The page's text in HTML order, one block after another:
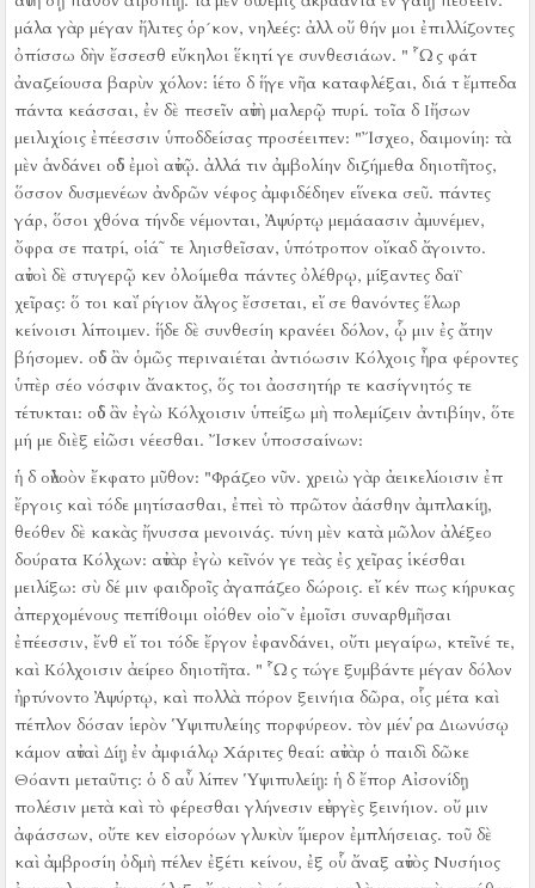
μάλα γὰρ μέγαν ἤλιτες ὁρ´κον, νηλεές: ἀλλ οὔ θήν μοι ἐπιλλίζοντες
ὀπίσσω δὴν ἔσσεσθ εὔκηλοι ἕκητί γε συνθεσιάων. " Ὧς φάτ
ἀναζείουσα βαρὺν χόλον: ἱέτο δ ἥγε νῆα καταφλέξαι, διά τ ἔμπεδα
πάντα κεάσσαι, ἐν δὲ πεσεῖν αὐτὴ μαλερῷ πυρί. τοῖα δ Ιἤσων
μειλιχίοις ἐπέεσσιν ὑποδδείσας προσέειπεν: "Ἴσχεο, δαιμονίη: τὰ
μὲν ἁνδάνει οὐδ ἐμοὶ αὐτῷ. ἀλλά τιν ἀμβολίην διζήμεθα δηιοτῆτος,
ὅσσον δυσμενέων ἀνδρῶν νέφος ἀμφιδέδηεν εἵνεκα σεῦ. πάντες
γάρ, ὅσοι χθόνα τήνδε νέμονται, Ἀψύρτῳ μεμάαασιν ἀμυνέμεν,
ὄφρα σε πατρί, οἱά῀ τε ληισθεῖσαν, ὑπότροπον οἴκαδ ἄγοιντο.
αὐτοὶ δὲ στυγερῷ κεν ὀλοίμεθα πάντες ὀλέθρῳ, μίξαντες δαϊ`
χεῖρας: ὅ τοι καὶ ῥίγιον ἄλγος ἔσσεται, εἴ σε θανόντες ἕλωρ
κείνοισι λίποιμεν. ἥδε δὲ συνθεσίη κρανέει δόλον, ᾧ μιν ἐς ἄτην
βήσομεν. οὐδ ἂν ὁμῶς περιναιέται ἀντιόωσιν Κόλχοις ἦρα φέροντες
ὑπὲρ σέο νόσφιν ἄνακτος, ὅς τοι ἀοσσητήρ τε κασίγνητός τε
τέτυκται: οὐδ ἂν ἐγὼ Κόλχοισιν ὑπείξω μὴ πολεμίζειν ἀντιβίην, ὅτε
μή με διὲξ εἰῶσι νέεσθαι. Ἴσκεν ὑποσσαίνων:
ἡ δ οὐλοὸν ἔκφατο μῦθον: "Φράζεο νῦν. χρειὼ γὰρ ἀεικελίοισιν ἐπ
ἔργοις καὶ τόδε μητίσασθαι, ἐπεὶ τὸ πρῶτον ἀάσθην ἀμπλακίῃ,
θεόθεν δὲ κακὰς ἤνυσσα μενοινάς. τύνη μὲν κατὰ μῶλον ἀλέξεο
δούρατα Κόλχων: αὐτὰρ ἐγὼ κεῖνόν γε τεὰς ἐς χεῖρας ἱκέσθαι
μειλίξω: σὺ δέ μιν φαιδροῖς ἀγαπάζεο δώροις. εἴ κέν πως κήρυκας
ἀπερχομένους πεπίθοιμι οἰόθεν οἰο῀ν ἐμοῖσι συναρθμῆσαι
ἐπέεσσιν, ἔνθ εἴ τοι τόδε ἔργον ἐφανδάνει, οὔτι μεγαίρω, κτεῖνέ τε,
καὶ Κόλχοισιν ἀείρεο δηιοτῆτα. " Ὧς τώγε ξυμβάντε μέγαν δόλον
ἠρτύνοντο Ἀψύρτῳ, καὶ πολλὰ πόρον ξεινήια δῶρα, οἷς μέτα καὶ
πέπλον δόσαν ἱερὸν Ὑψιπυλείης πορφύρεον. τὸν μέν ῥα Διωνύσῳ
κάμον αὐταὶ Δίῃ ἐν ἀμφιάλῳ Χάριτες θεαί: αὐτὰρ ὁ παιδὶ δῶκε
Θόαντι μεταῦτις: ὁ δ αὖ λίπεν Ὑψιπυλείῃ: ἡ δ ἔπορ Αἰσονίδῃ
πολέσιν μετὰ καὶ τὸ φέρεσθαι γλήνεσιν εὐεργὲς ξεινήιον. οὔ μιν
ἀφάσσων, οὔτε κεν εἰσορόων γλυκὺν ἵμερον ἐμπλήσειας. τοῦ δὲ
καὶ ἀμβροσίη ὀδμὴ πέλεν ἐξέτι κείνου, ἐξ οὗ ἄναξ αὐτὸς Νυσήιος